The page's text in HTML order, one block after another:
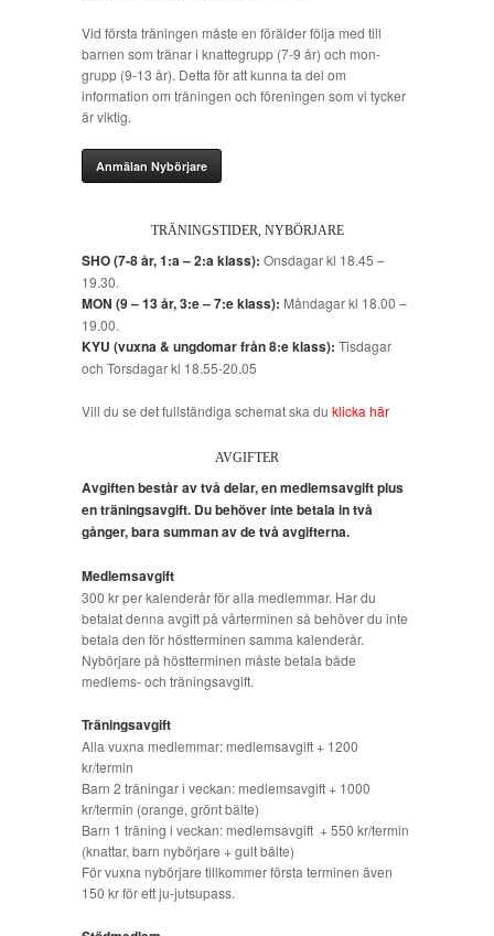
Vid första träningen måste en förälder följa med till
barnen som tränar i knattegrupp (7-9 år) och mon-
grupp (9-13 år). Detta för att kunna ta del om
information om träningen och föreningen som vi tycker
är viktig.
Anmälan Nybörjare
TRÄNINGSTIDER, NYBÖRJARE
SHO (7-8 år, 1:a – 2:a klass): Onsdagar kl 18.45 –
19.30.
MON (9 – 13 år, 3:e – 7:e klass): Måndagar kl 18.00 –
19.00.
KYU (vuxna & ungdomar från 8:e klass): Tisdagar
och Torsdagar kl 18.55-20.05
Vill du se det fullständiga schemat ska du klicka här
AVGIFTER
Avgiften består av två delar, en medlemsavgift plus
en träningsavgift. Du behöver inte betala in två
gånger, bara summan av de två avgifterna.
Medlemsavgift
300 kr per kalenderår för alla medlemmar. Har du
betalat denna avgift på vårterminen så behöver du inte
betala den för höstterminen samma kalenderår.
Nybörjare på höstterminen måste betala både
medlems- och träningsavgift.
Träningsavgift
Alla vuxna medlemmar: medlemsavgift + 1200
kr/termin
Barn 2 träningar i veckan: medlemsavgift + 1000
kr/termin (orange, grönt bälte)
Barn 1 träning i veckan: medlemsavgift + 550 kr/termin
(knattar, barn nybörjare + gult bälte)
För vuxna nybörjare tillkommer första terminen även
150 kr för ett ju-jutsupass.